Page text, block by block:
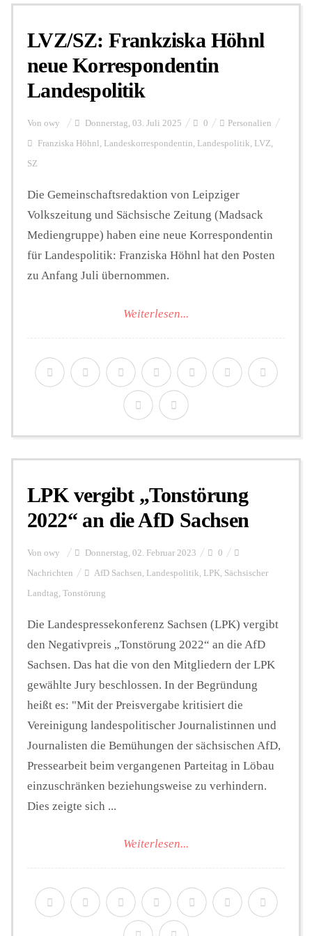
Personalien
Hintergrund
FUNKTURM-Beiträge
Podcast
Seminare
LVZ/SZ: Frankziska Höhnl
neue Korrespondentin
Landespolitik
Von owy Donnerstag, 03. Juli 2025 0 Personalien
Franziska Höhnl , Landeskorrespondentin, Landespolitik, LVZ,
SZ
Die Gemeinschaftsredaktion von Leipziger
Volkszeitung und Sächsische Zeitung (Madsack
Mediengruppe) haben eine neue Korrespondentin
für Landespolitik: Franziska Höhnl hat den Posten
zu Anfang Juli übernommen.
Weiterlesen...
LPK vergibt „Tonstörung
2022“ an die AfD Sachsen
Von owy Donnerstag, 02. Februar 2023 0
Nachrichten AfD Sachsen, Landespolitik, LPK, Sächsischer
Landtag, Tonstörung
Die Landespressekonferenz Sachsen (LPK) vergibt
den Negativpreis „Tonstörung 2022“ an die AfD
Sachsen. Das hat die von den Mitgliedern der LPK
gewählte Jury beschlossen. In der Begründung
heißt es: "Mit der Preisvergabe kritisiert die
Vereinigung landespolitischer Journalistinnen und
Journalisten die Bemühungen der sächsischen AfD,
Pressearbeit beim vergangenen Parteitag in Löbau
einzuschränken beziehungsweise zu verhindern.
Dies zeigte sich ...
Weiterlesen...